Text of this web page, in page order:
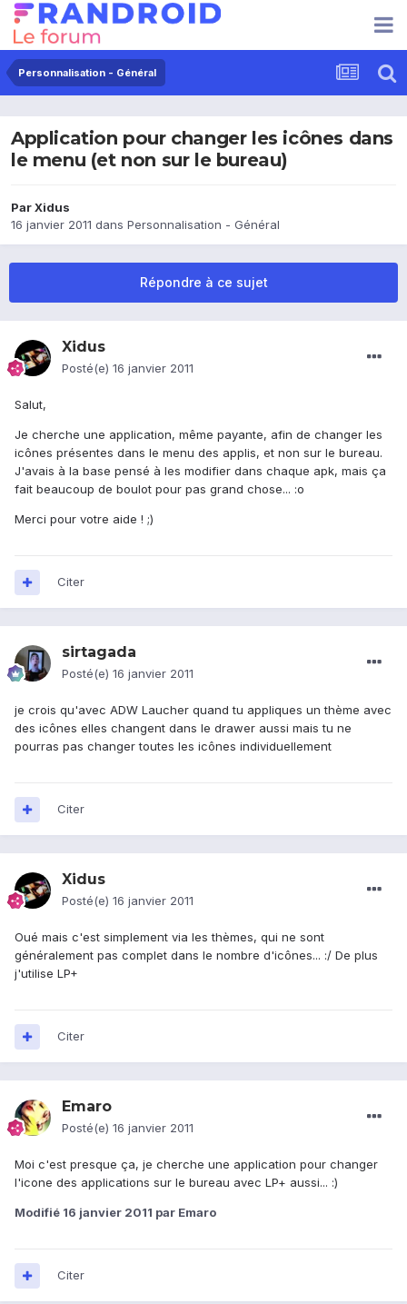
Personnalisation - Général
Application pour changer les icônes dans
le menu (et non sur le bureau)
ParXidus
16 janvier 2011 dans Personnalisation - Général
Répondre à ce sujet
Xidus
Posté(e) 16 janvier 2011
Salut,
Je cherche une application, même payante, afin de changer les
icônes présentes dans le menu des applis, et non sur le bureau.
J'avais à la base pensé à les modifier dans chaque apk, mais ça
fait beaucoup de boulot pour pas grand chose... :o
Merci pour votre aide ! ;)
Citer
sirtagada
Posté(e) 16 janvier 2011
je crois qu'avec ADW Laucher quand tu appliques un thème avec
des icônes elles changent dans le drawer aussi mais tu ne
pourras pas changer toutes les icônes individuellement
Citer
Xidus
Posté(e) 16 janvier 2011
Oué mais c'est simplement via les thèmes, qui ne sont
généralement pas complet dans le nombre d'icônes... :/ De plus
j'utilise LP+
Citer
Emaro
Posté(e) 16 janvier 2011
Moi c'est presque ça, je cherche une application pour changer
l'icone des applications sur le bureau avec LP+ aussi... :)
Modifié 16 janvier 2011 par Emaro
Citer